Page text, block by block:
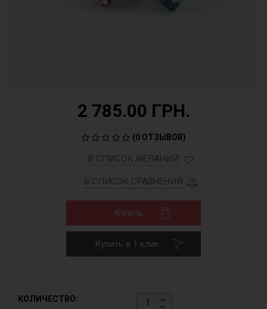
2 785.00 ГРН.
(0 ОТЗЫВОВ)
В СПИСОК ЖЕЛАНИЙ
В СПИСОК СРАВНЕНИЙ
Купить
Купить в 1 клик
КОЛИЧЕСТВО: